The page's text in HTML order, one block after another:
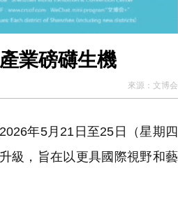
業磅礴生機
來源： 文博会
年5月21日至25日（星期四
級，旨在以更具國際視野和藝